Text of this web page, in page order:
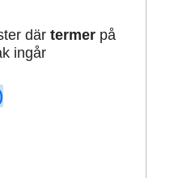
där termerpå
ingår